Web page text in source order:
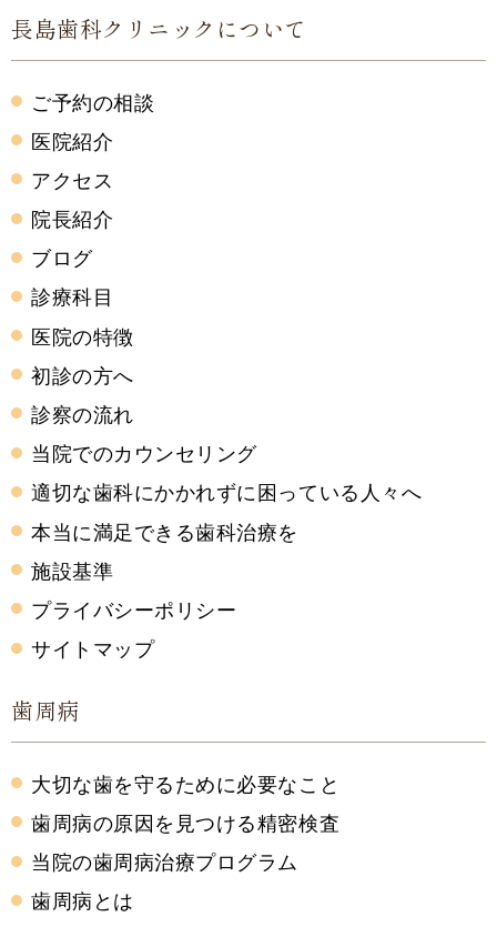
長島歯科クリニックについて
ご予約の相談
医院紹介
アクセス
院長紹介
ブログ
診療科目
医院の特徴
初診の方へ
診察の流れ
当院でのカウンセリング
適切な歯科にかかれずに困っている人々へ
本当に満足できる歯科治療を
施設基準
プライバシーポリシー
サイトマップ
歯周病
大切な歯を守るために必要なこと
歯周病の原因を見つける精密検査
当院の歯周病治療プログラム
歯周病とは